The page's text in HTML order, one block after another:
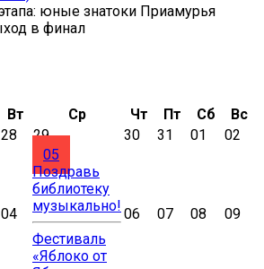
юные знатоки Приамурья
в финал
Вт Ср Чт Пт Сб
Вс
28 29 30 31 01 02
04
05
Поздравь
библиотеку
музыкально!
Фестиваль
«Яблоко от
06 07 08 09